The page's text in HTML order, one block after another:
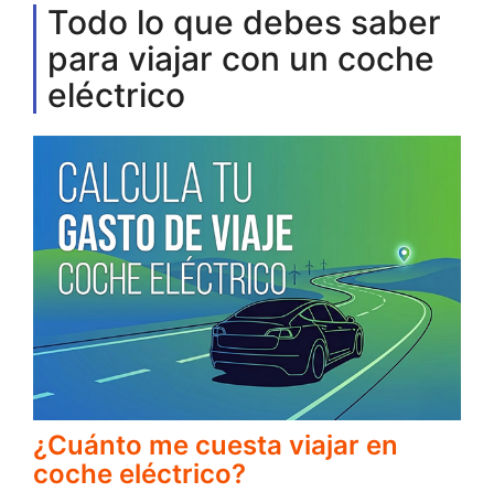
Todo lo que debes saber
para viajar con un coche
eléctrico
¿Cuánto me cuesta viajar en
coche eléctrico?